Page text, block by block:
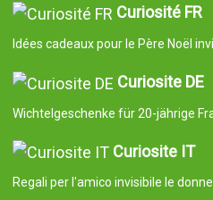
Curiosité FR
Idées cadeaux pour le Père Noël
Curiosite DE
Wichtelgeschenke für 20-jährige
Curiosite IT
Regali per l'amico invisibile le